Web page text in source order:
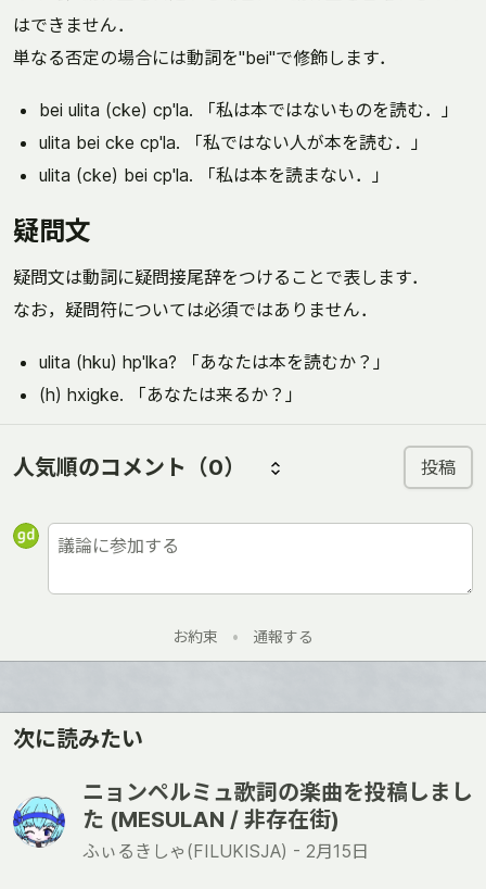
はできません．
単なる否定の場合には動詞を"bei"で修飾します．
bei ulita (cke) cp'la. 「私は本ではないものを読む．」
ulita bei cke cp'la. 「私ではない人が本を読む．」
ulita (cke) bei cp'la. 「私は本を読まない．」
疑問文
疑問文は動詞に疑問接尾辞をつけることで表します．
なお，疑問符については必須ではありません．
ulita (hku) hp'lka? 「あなたは本を読むか？」
(h) hxigke. 「あなたは来るか？」
人気順のコメント （0） 投稿
お約束 • 通報する
次に読みたい
ニョンペルミュ歌詞の楽曲を投稿しまし
た (MESULAN / 非存在街)
ふぃるきしゃ(FILUKISJA) - 2月15日